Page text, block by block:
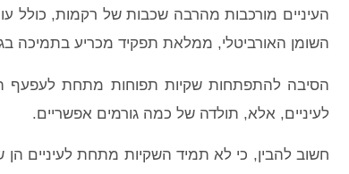
העיניים מורכבות מהרבה שכבות של רקמות, כולל
השומן האורביטלי, ממלאת תפקיד מכריע בתמיכה
הסיבה להתפתחות שקיות תפוחות מתחת לעפעף
לעיניים, אלא, תולדה של כמה גורמים אפשריים.
חשוב להבין, כי לא תמיד השקיות מתחת לעיניים